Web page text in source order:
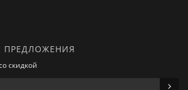
скидкой